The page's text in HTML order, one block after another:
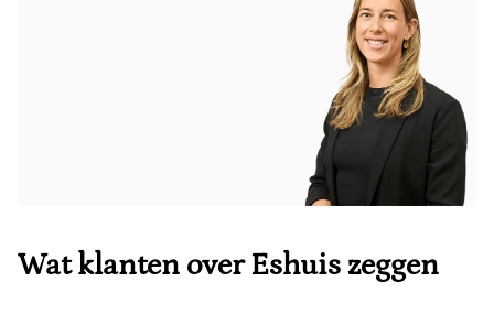
Wat klanten over Eshuis zeggen